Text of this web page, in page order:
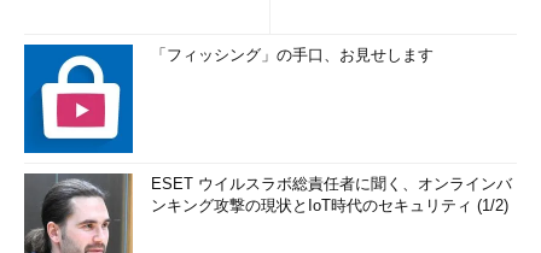
「フィッシング」の手口、お見せします
ESET ウイルスラボ総責任者に聞く、オンラインバ
ンキング攻撃の現状とIoT時代のセキュリティ (1/2)